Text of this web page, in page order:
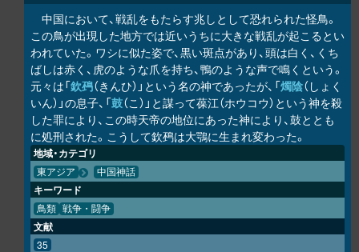
中国において、戦乱をもたらす兆しとして恐れられた怪鳥。
この鳥が出現した地方では近いうちに大きな戦乱が起こるとい
われていた。ワシに似た姿で、黒い斑点があり、頭は白く、くち
ばしは赤く、虎のような爪を持ち、鴨のような声で鳴くという。
元々は「欽䲹（きんひ）」という名の神であったが、「燭陰（しょく
いん）」の息子、「鼓（こ）」と謀って葆江（ホウコウ）という神を殺
した罪により、この時天帝の地位にあった神により、鼓ととも
に処刑された。こうして欽䲹は大鶚に生まれ変わった。
地域・カテゴリ
東アジア 中国神話
キーワード
鳥類 戦争・闘争
文献
35